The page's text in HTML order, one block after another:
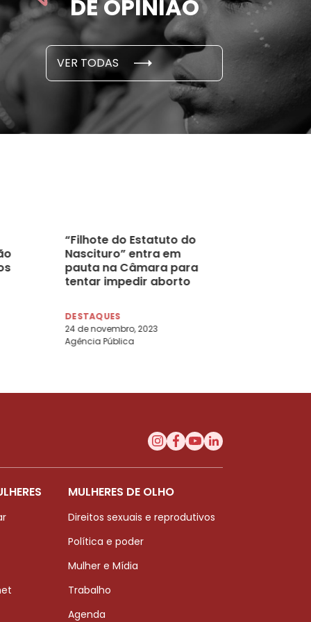
DE OPINIÃO
VER TODAS
em cada 6 já sofreu
E PESQUISAS
novembro, 2021
cidade
“Filhote do Estatuto do
Nascituro” entra em
pauta na Câmara para
tentar impedir aborto
DESTAQUES
24 de novembro, 2023
Agência Pública
MULHERES DE OLHO
Direitos sexuais e reprodutivos
Política e poder
Mulher e Mídia
Trabalho
Agenda